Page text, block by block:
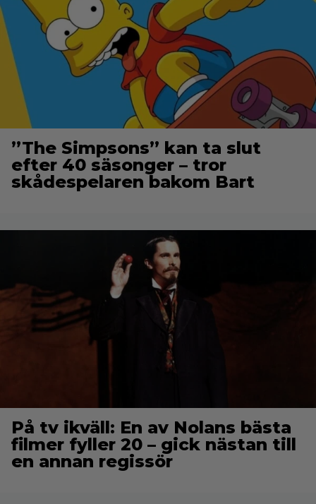
”The Simpsons” kan ta slut
efter 40 säsonger – tror
skådespelaren bakom Bart
På tv ikväll: En av Nolans bästa
filmer fyller 20 – gick nästan till
en annan regissör